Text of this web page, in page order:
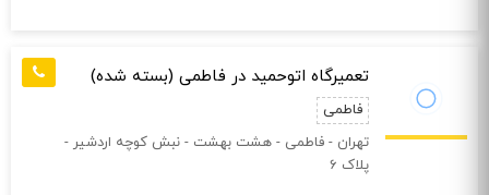
تعمیرگاه اتوحمید در فاطمی (بسته شده)
فاطمی
تهران - فاطمی - هشت بهشت - نبش كوچه اردشير -
پلاک 6